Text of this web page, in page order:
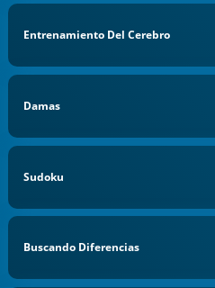
Entrenamiento Del Cerebro
Damas
Sudoku
Buscando Diferencias